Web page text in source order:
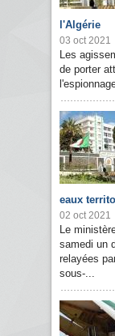
l'Algérie
03 oct 2021
Les
de porter
eaux
02 oct 2021
Le
samedi un
relayées
sous-...